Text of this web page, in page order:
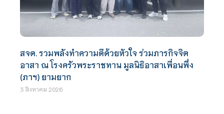
สจด. รวมพลังทำความดีด้วยหัวใจ ร่วมภารกิจจิต
อาสา ณ โรงครัวพระราชทาน มูลนิธิอาสาเพื่อนพึ่ง
(ภาฯ) ยามยาก
3 สิงหาคม 2026